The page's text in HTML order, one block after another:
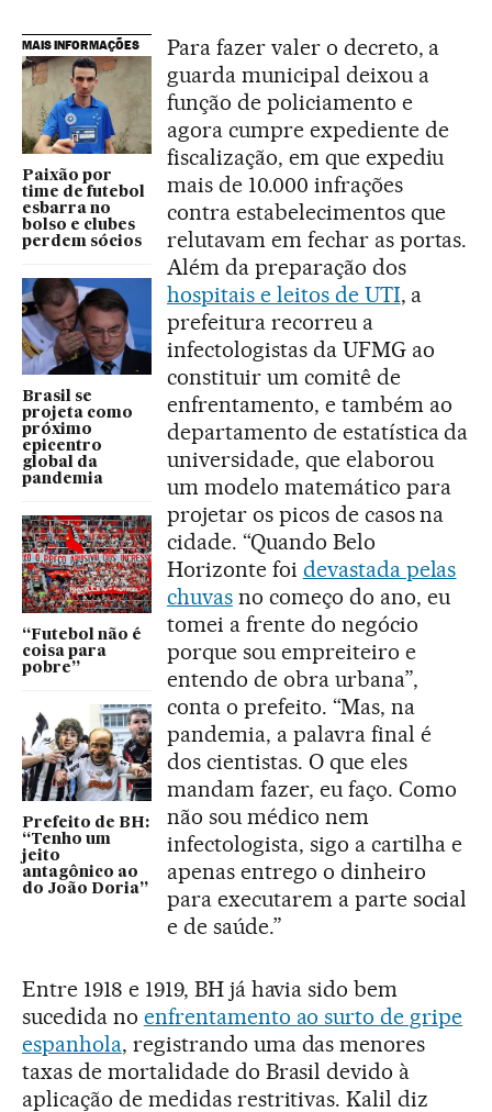
MAIS INFORMAÇÕES
Paixão por
time de futebol
esbarra no
bolso e clubes
perdem sócios
Brasil se
projeta como
próximo
epicentro
global da
pandemia
“Futebol não é
coisa para
pobre”
Prefeito de BH:
“Tenho um
jeito
antagônico ao
do João Doria”
Para fazer valer o decreto, a
guarda municipal deixou a
função de policiamento e
agora cumpre expediente de
fiscalização, em que expediu
mais de 10.000 infrações
contra estabelecimentos que
relutavam em fechar as portas.
Além da preparação dos
hospitais e leitos de UTI, a
prefeitura recorreu a
infectologistas da UFMG ao
constituir um comitê de
enfrentamento, e também ao
departamento de estatística da
universidade, que elaborou
um modelo matemático para
projetar os picos de casos na
cidade. “Quando Belo
Horizonte foi devastada pelas
chuvasno começo do ano, eu
tomei a frente do negócio
porque sou empreiteiro e
entendo de obra urbana”,
conta o prefeito. “Mas, na
pandemia, a palavra final é
dos cientistas. O que eles
mandam fazer, eu faço. Como
não sou médico nem
infectologista, sigo a cartilha e
apenas entrego o dinheiro
para executarem a parte social
e de saúde.”
Entre 1918 e 1919, BH já havia sido bem
sucedida no enfrentamento ao surto de gripe
espanhola, registrando uma das menores
taxas de mortalidade do Brasil devido à
aplicação de medidas restritivas. Kalil diz